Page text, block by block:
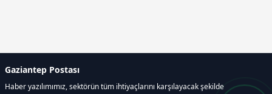
Gaziantep Postası
Haber yazılımımız, sektörün tüm ihtiyaçlarını karşılayacak şekilde